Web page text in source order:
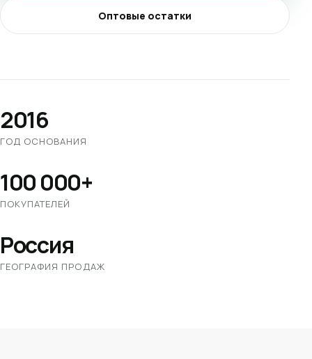
Оптовые остатки
2016
ГОД ОСНОВАНИЯ
100 000+
ПОКУПАТЕЛЕЙ
Россия
ГЕОГРАФИЯ ПРОДАЖ